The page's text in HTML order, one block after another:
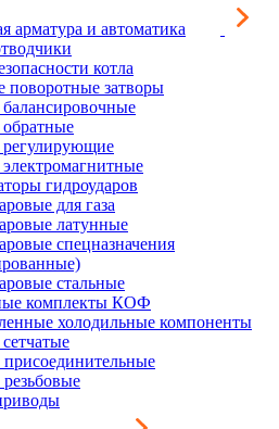
арматура и автоматика
котла
поворотные затворы
гидроударов
для газа
латунные
спецназначения
стальные
комплекты КОФ
холодильные компоненты